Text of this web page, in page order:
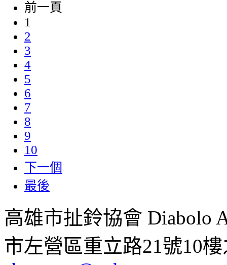
前一頁
1
2
3
4
5
6
7
8
9
10
下一個
最後
高雄市扯鈴協會 Diabolo
市左營區重立路21號10